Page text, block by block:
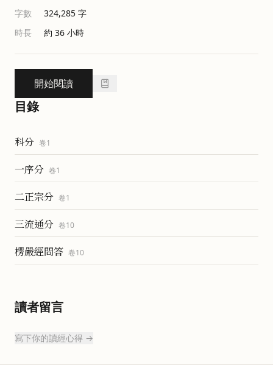
字數
324,285 字
時長
約 36 小時
開始閱讀
目錄
科分 卷1
一序分 卷1
二正宗分 卷1
三流通分 卷10
楞嚴經問答 卷10
讀者留言
寫下你的讀經心得 →